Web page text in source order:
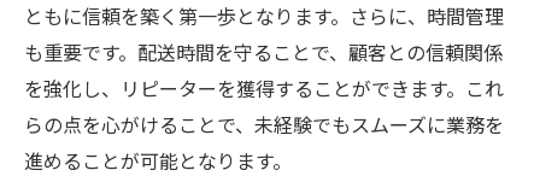
配送効率を上げる時間管理術
報酬を高める交渉力の磨き方
リピーターを増やすサービス向上策
稼働時間を増やすスケジュール調整
ともに信頼を築く第一歩となります。さらに、時間管理
も重要です。配送時間を守ることで、顧客との信頼関係
を強化し、リピーターを獲得することができます。これ
らの点を心がけることで、未経験でもスムーズに業務を
進めることが可能となります。